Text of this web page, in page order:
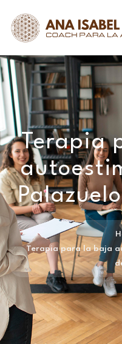
Terapia
Terapia para la baja